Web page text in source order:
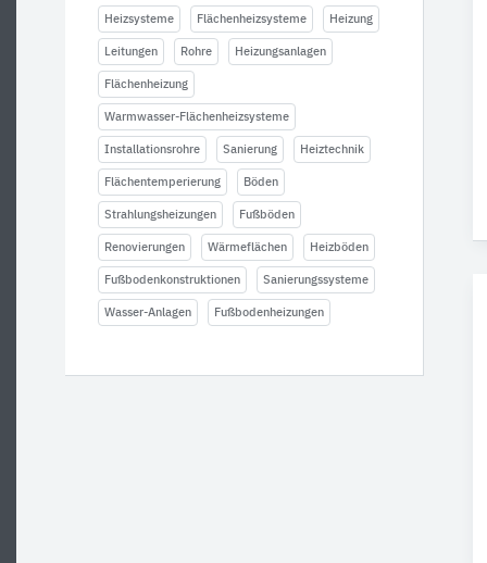
Heizsysteme Flächenheizsysteme Heizung
Leitungen Rohre Heizungsanlagen
Flächenheizung
Warmwasser-Flächenheizsysteme
Installationsrohre Sanierung Heiztechnik
Flächentemperierung Böden
Strahlungsheizungen Fußböden
Renovierungen Wärmeflächen Heizböden
Fußbodenkonstruktionen Sanierungssysteme
Wasser-Anlagen Fußbodenheizungen